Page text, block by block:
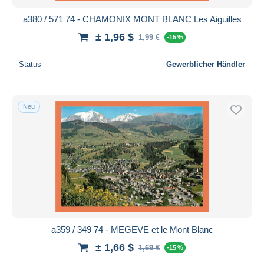
a380 / 571 74 - CHAMONIX MONT BLANC Les Aiguilles
± 1,96 $ 1,99 € -15 %
Status Gewerblicher Händler
Neu
a359 / 349 74 - MEGEVE et le Mont Blanc
± 1,66 $ 1,69 € -15 %